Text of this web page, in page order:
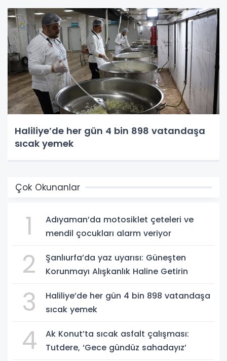
Haliliye’de her gün 4 bin 898 vatandaşa
sıcak yemek
Çok Okunanlar
1
Adıyaman’da motosiklet çeteleri ve
mendil çocukları alarm veriyor
2
Şanlıurfa’da yaz uyarısı: Güneşten
Korunmayı Alışkanlık Haline Getirin
3
Haliliye’de her gün 4 bin 898 vatandaşa
sıcak yemek
4
Ak Konut’ta sıcak asfalt çalışması:
Tutdere, ‘Gece gündüz sahadayız’